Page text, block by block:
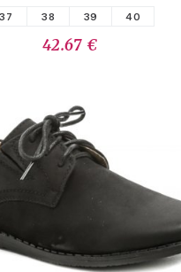
37 38 39 40
42.67 €